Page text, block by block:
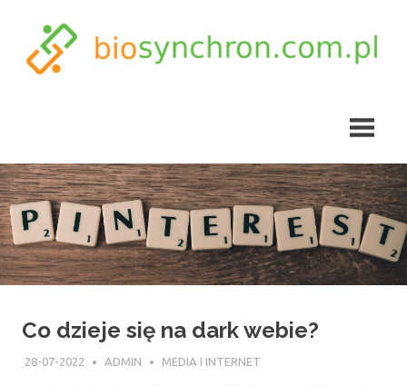
content
Co dzieje się na dark webie?
28-07-2022 ADMIN MEDIA I INTERNET